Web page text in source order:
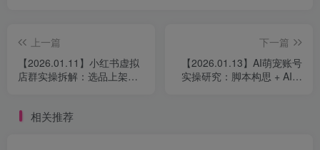
上一篇
【2026.01.11】小红书虚拟
店群实操拆解：选品上架、
下一篇
【2026.01.13】AI萌宠账号
实操研究：脚本构思 + AI生
相关推荐